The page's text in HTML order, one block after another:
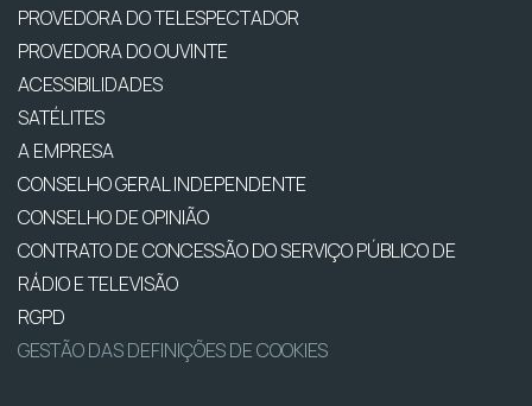
PROVEDORA DO TELESPECTADOR
PROVEDORA DO OUVINTE
ACESSIBILIDADES
SATÉLITES
A EMPRESA
CONSELHO GERAL INDEPENDENTE
CONSELHO DE OPINIÃO
CONTRATO DE CONCESSÃO DO SERVIÇO PÚBLICO DE
RÁDIO E TELEVISÃO
RGPD
GESTÃO DAS DEFINIÇÕES DE COOKIES